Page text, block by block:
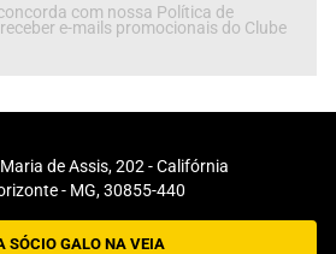
com nossa Política de
e-mails promocionais do Clube
de Assis, 202 - Califórnia
- MG, 30855-440
SÓCIO GALO NA VEIA